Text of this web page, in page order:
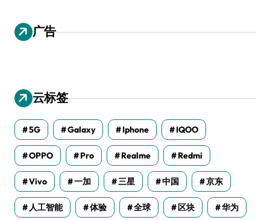
广告
云标签
5G Galaxy Iphone IQOO
OPPO Pro Realme Redmi
Vivo 一加 三星 中国 京东
人工智能 体验 全球 区块 华为